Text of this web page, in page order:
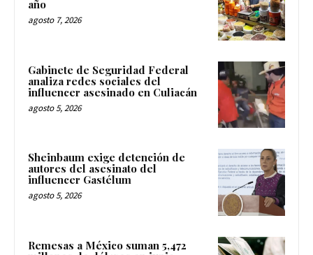
año
agosto 7, 2026
Gabinete de Seguridad Federal
analiza redes sociales del
influencer asesinado en Culiacán
agosto 5, 2026
Sheinbaum exige detención de
autores del asesinato del
influencer Gastélum
agosto 5, 2026
Remesas a México suman 5,472